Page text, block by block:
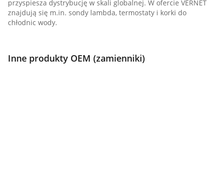
przyspiesza dystrybucję w skali globalnej. W ofercie VERNET
znajdują się m.in. sondy lambda, termostaty i korki do
chłodnic wody.
Inne produkty OEM (zamienniki)